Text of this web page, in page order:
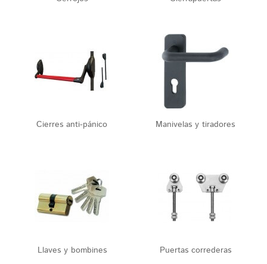
Cierres anti-pánico Manivelas y tiradores
Llaves y bombines Puertas correderas